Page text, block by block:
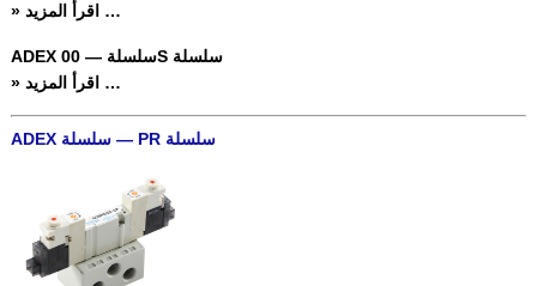
» اقرأ المزيد …
ADEX سلسلة — 00S سلسلة
» اقرأ المزيد …
ADEX سلسلة — PR سلسلة